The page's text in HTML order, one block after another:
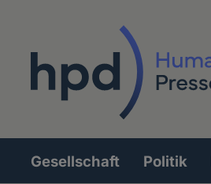
Hauptnavigation
Gesellschaft Politik